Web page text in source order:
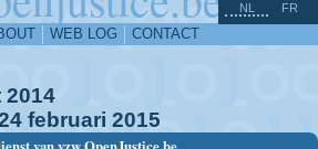
WEB LOG CONTACT
NL FR
2014
februari 2015
^